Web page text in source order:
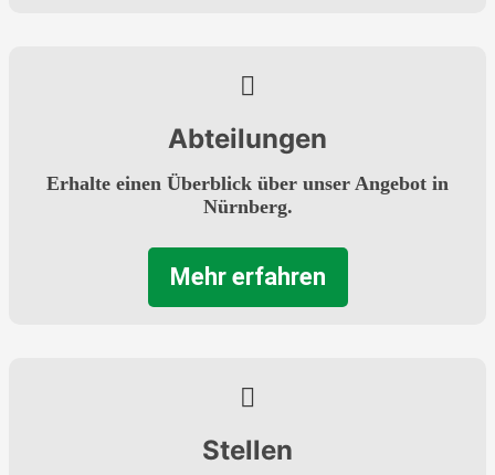
Abteilungen
Erhalte einen Überblick über unser Angebot in
Nürnberg.
Mehr erfahren
Stellen